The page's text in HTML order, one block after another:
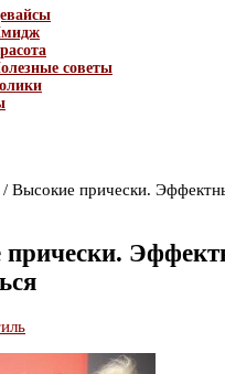
советы
/ Высокие прически.